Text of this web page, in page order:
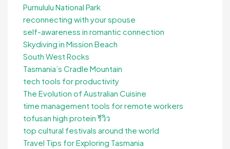
Purnululu National Park
reconnecting with your spouse
self-awareness in romantic connection
Skydiving in Mission Beach
South West Rocks
Tasmania’s Cradle Mountain
tech tools for productivity
The Evolution of Australian Cuisine
time management tools for remote workers
tofusan high protein รีวิว
top cultural festivals around the world
Travel Tips for Exploring Tasmania